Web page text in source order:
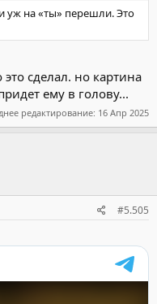
уж на «ты» перешли. Это
сделал. но картина
ему в голову...
редактирование: 16 Апр 2025
#5.505